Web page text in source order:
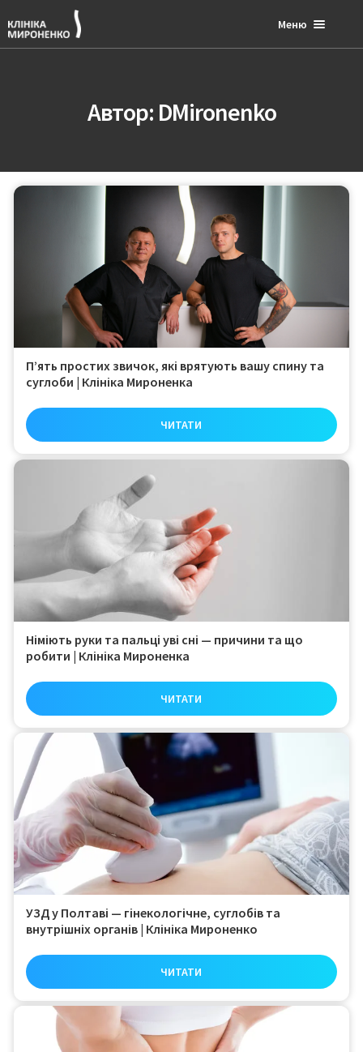
Меню
Медичний блог
Telegram
Facebook
Автор: DMironenko
П’ять простих звичок, які врятують вашу спину та
суглоби | Клініка Мироненка
ЧИТАТИ
Німіють руки та пальці уві сні — причини та що
робити | Клініка Мироненка
ЧИТАТИ
УЗД у Полтаві — гінекологічне, суглобів та
внутрішніх органів | Клініка Мироненко
ЧИТАТИ